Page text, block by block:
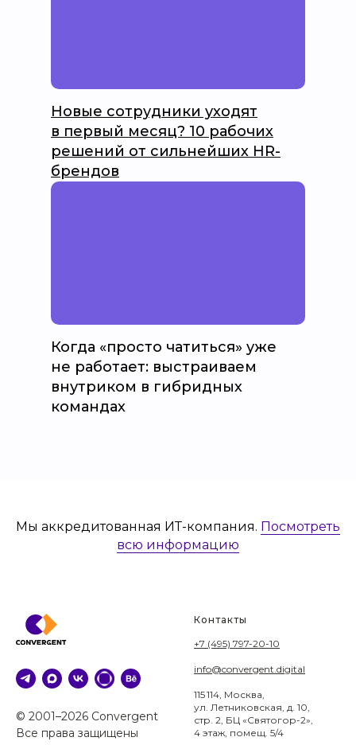
Новые сотрудники уходят
в первый месяц? 10 рабочих
решений от сильнейших HR-
брендов
Когда «просто чатиться» уже
не работает: выстраиваем
внутриком в гибридных
командах
Мы аккредитованная ИТ-компания. Посмотреть
всю информацию
© 2001–2026 Convergent
Все права защищены
Контакты
+7 (495) 797-20-10
info@convergent.digital
115 114, Москва,
ул. Летниковская, д. 10,
стр. 2, БЦ «Святогор-2»,
4 этаж, помещ. 5/4